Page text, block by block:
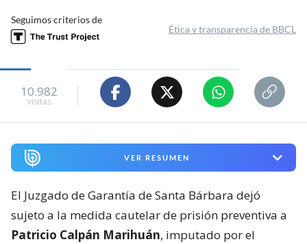
Seguimos criterios de
Ética y transparencia de BBCL
10.982
visitas
VER RESUMEN
El Juzgado de Garantía de Santa Bárbara dejó
sujeto a la medida cautelar de prisión preventiva a
Patricio Calpán Marihuán, imputado por el